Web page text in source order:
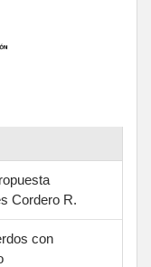
Cordero R.
con